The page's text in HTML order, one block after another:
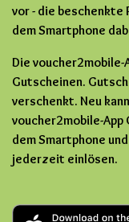
vor - die beschenkte
dem Smartphone
Die voucher2mobile-
Gutscheinen.
verschenkt. Neu
voucher2mobile-App
dem Smartphone
jederzeit einlösen.